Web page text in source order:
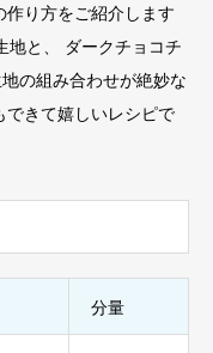
作り方をご紹介します
地と、 ダークチョコチ
の組み合わせが絶妙な
できて嬉しいレシピで
分量